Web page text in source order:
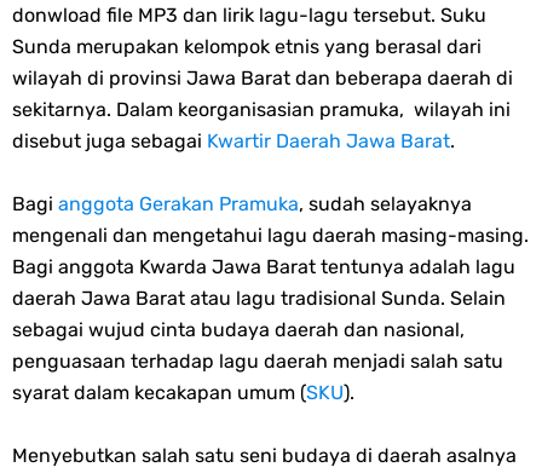
Gambar Ucapan Selamat Hari Bapak Pramuka Indonesia
12 April, Hari Bapak Pramuka Indonesia
Karaoke Lagu Cinta Sebatas Patok Tenda Full Lirik
Bingkai Foto Profil Hari Sumpah Pemuda
Tema dan Logo 63 Tahun Gerakan Pramuka (Hari Pramuka 2024)
Friday, 7 August
donwload file MP3 dan lirik lagu-lagu tersebut. Suku
Sunda merupakan kelompok etnis yang berasal dari
wilayah di provinsi Jawa Barat dan beberapa daerah di
sekitarnya. Dalam keorganisasian pramuka, wilayah ini
disebut juga sebagai Kwartir Daerah Jawa Barat.
Bagi anggota Gerakan Pramuka, sudah selayaknya
mengenali dan mengetahui lagu daerah masing-masing.
Bagi anggota Kwarda Jawa Barat tentunya adalah lagu
daerah Jawa Barat atau lagu tradisional Sunda. Selain
sebagai wujud cinta budaya daerah dan nasional,
penguasaan terhadap lagu daerah menjadi salah satu
syarat dalam kecakapan umum (SKU).
Menyebutkan salah satu seni budaya di daerah asalnya